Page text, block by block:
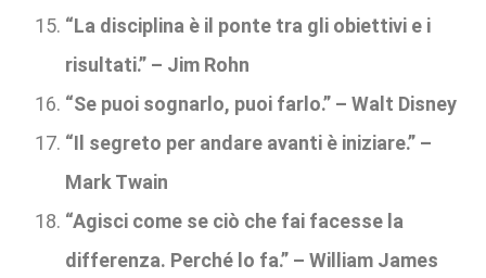
“La disciplina è il ponte tra gli obiettivi e i
risultati.” – Jim Rohn
“Se puoi sognarlo, puoi farlo.” – Walt Disney
“Il segreto per andare avanti è iniziare.” –
Mark Twain
“Agisci come se ciò che fai facesse la
differenza. Perché lo fa.” – William James